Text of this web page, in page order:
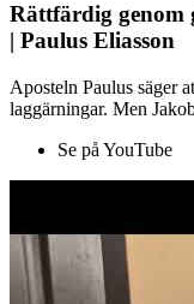
Rättfärdig genom
| Paulus Eliasson
Aposteln Paulus säger
laggärningar. Men
Se på YouTube